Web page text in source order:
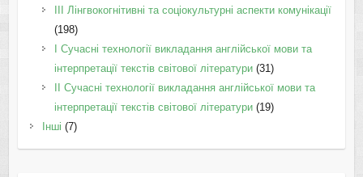
IІI Лінгвокогнітивні та соціокультурні аспекти комунікації
(198)
I Cучасні технології викладання англійської мови та
інтерпретації текстів світової літератури(31)
II Cучасні технології викладання англійської мови та
інтерпретації текстів світової літератури(19)
Інші (7)